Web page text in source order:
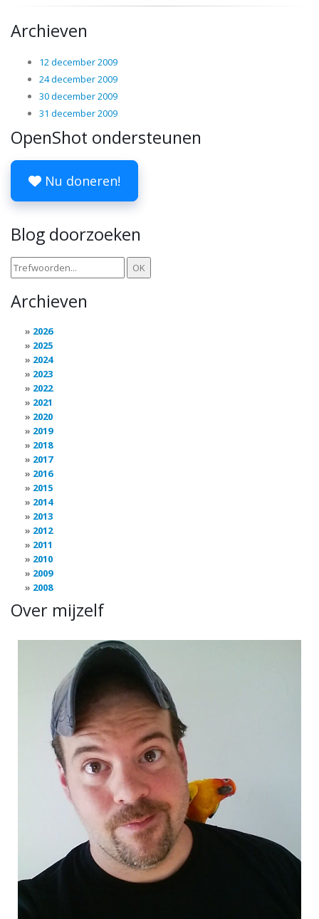
Archieven
12 december 2009
24 december 2009
30 december 2009
31 december 2009
OpenShot ondersteunen
Nu doneren!
Blog doorzoeken
Archieven
2026
2025
2024
2023
2022
2021
2020
2019
2018
2017
2016
2015
2014
2013
2012
2011
2010
2009
2008
Over mijzelf